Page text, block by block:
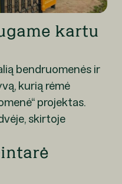
kartu
bendruomenės ir
kurią rėmė
projektas.
skirtoje